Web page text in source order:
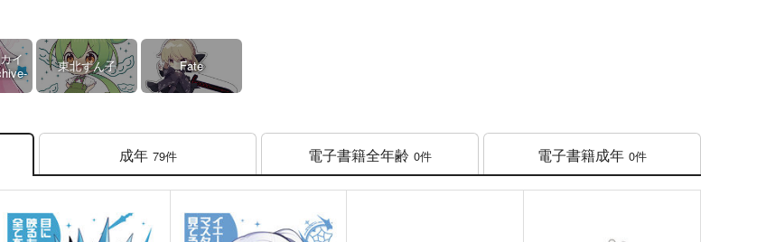
イ
東北ずん子 Fate
成年 79件 電子書籍全年齢 0件 電子書籍成年 0件